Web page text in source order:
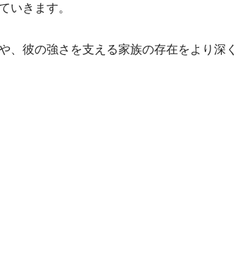
いきます。
、彼の強さを支える家族の存在をより深く